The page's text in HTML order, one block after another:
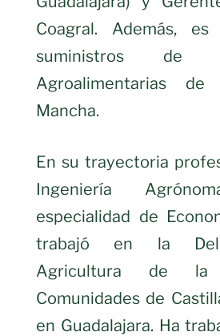
Coagral. Además,
suministros de
Agroalimentarias
Mancha.
En su trayectoria
Ingeniería
especialidad de
trabajó en la
Agricultura de
Comunidades de
en Guadalajara. Ha